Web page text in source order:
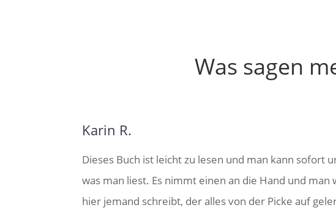
Was sagen
Karin R.
Dieses Buch ist leicht zu lesen und man kann sofort
was man liest. Es nimmt einen an die Hand und man
hier jemand schreibt, der alles von der Picke auf